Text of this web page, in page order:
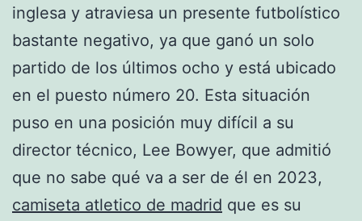
inglesa y atraviesa un presente futbolístico
bastante negativo, ya que ganó un solo
partido de los últimos ocho y está ubicado
en el puesto número 20. Esta situación
puso en una posición muy difícil a su
director técnico, Lee Bowyer, que admitió
que no sabe qué va a ser de él en 2023,
camiseta atletico de madrid que es su